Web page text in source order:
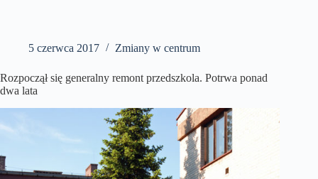
5 czerwca 2017 Zmiany w centrum
Rozpoczął się generalny remont przedszkola. Potrwa ponad
dwa lata